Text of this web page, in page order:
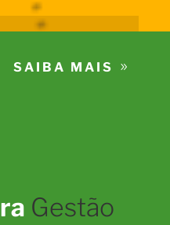
SAIBA MAIS
Gestão